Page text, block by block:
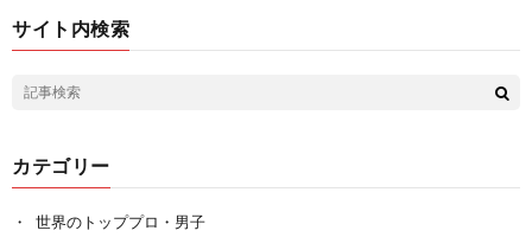
サイト内検索
カテゴリー
世界のトッププロ・男子